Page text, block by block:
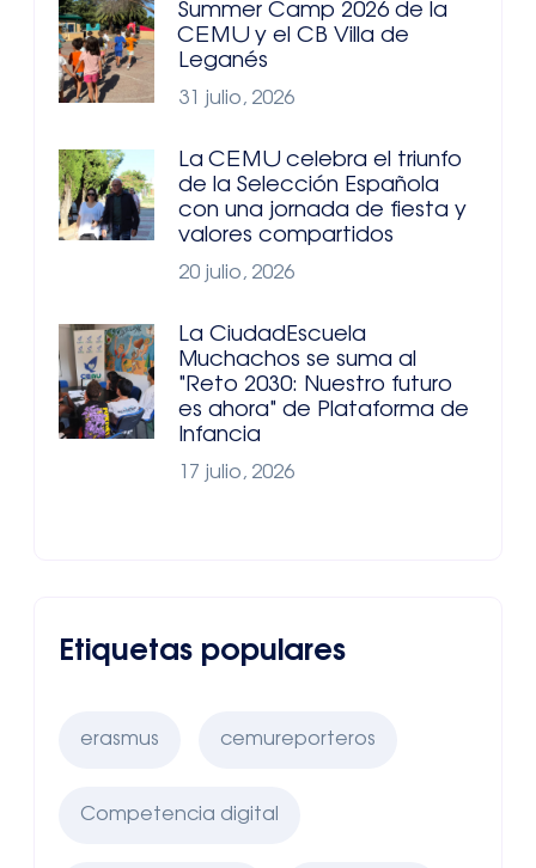
Summer Camp 2026 de la
CEMU y el CB Villa de
Leganés
31 julio, 2026
La CEMU celebra el triunfo
de la Selección Española
con una jornada de fiesta y
valores compartidos
20 julio, 2026
La CiudadEscuela
Muchachos se suma al
"Reto 2030: Nuestro futuro
es ahora" de Plataforma de
Infancia
17 julio, 2026
Etiquetas populares
erasmus cemureporteros
Competencia digital